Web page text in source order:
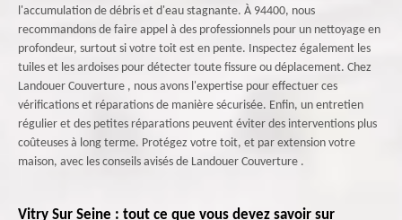
l'accumulation de débris et d'eau stagnante. À 94400, nous
recommandons de faire appel à des professionnels pour un nettoyage en
profondeur, surtout si votre toit est en pente. Inspectez également les
tuiles et les ardoises pour détecter toute fissure ou déplacement. Chez
Landouer Couverture , nous avons l'expertise pour effectuer ces
vérifications et réparations de manière sécurisée. Enfin, un entretien
régulier et des petites réparations peuvent éviter des interventions plus
coûteuses à long terme. Protégez votre toit, et par extension votre
maison, avec les conseils avisés de Landouer Couverture .
Vitry Sur Seine : tout ce que vous devez savoir sur